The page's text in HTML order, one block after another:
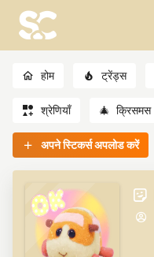
होम ट्रेंड्स
श्रेणियाँ 🎄 क्रिसमस
अपने स्टिकर्स अपलोड करें